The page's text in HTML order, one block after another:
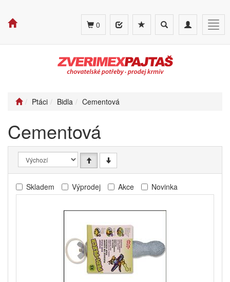
Toggle
navigation
Toggle
search
0
Ptáci Bidla Cementová
Cementová
Skladem Výprodej Akce Novinka